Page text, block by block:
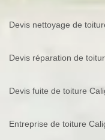
Devis nettoyage de
Devis réparation de
Devis fuite de toiture
Entreprise de toiture